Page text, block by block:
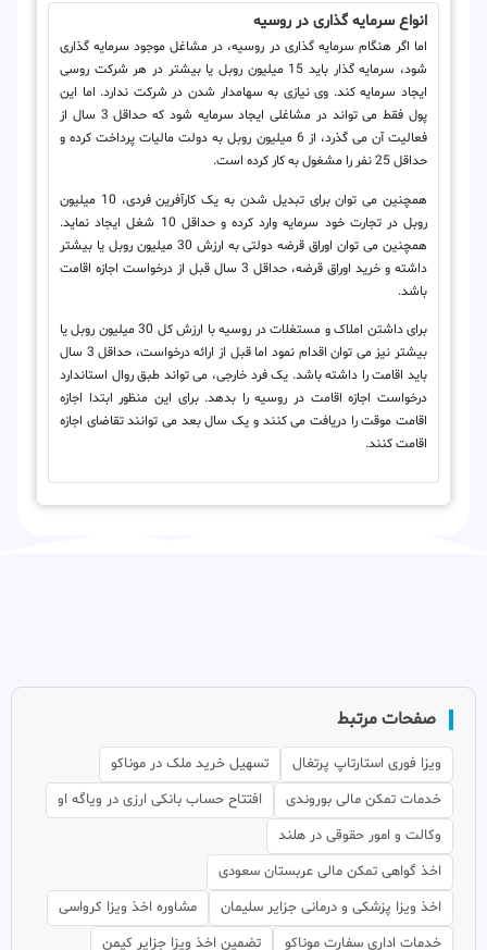
انواع سرمایه گذاری در روسیه
اما اگر هنگام سرمایه گذاری در روسیه، در مشاغل موجود سرمایه گذاری
شود، سرمایه گذار باید 15 میلیون روبل یا بیشتر در هر شرکت روسی
ایجاد سرمایه کند. وی نیازی به سهامدار شدن در شرکت ندارد. اما این
پول فقط می تواند در مشاغلی ایجاد سرمایه شود که حداقل 3 سال از
فعالیت آن می گذرد، از 6 میلیون روبل به دولت مالیات پرداخت کرده و
حداقل 25 نفر را مشغول به کار کرده است.
همچنین می توان برای تبدیل شدن به یک کارآفرین فردی، 10 میلیون
روبل در تجارت خود سرمایه وارد کرده و حداقل 10 شغل ایجاد نماید.
همچنین می توان اوراق قرضه دولتی به ارزش 30 میلیون روبل یا بیشتر
داشته و خرید اوراق قرضه، حداقل 3 سال قبل از درخواست اجازه اقامت
باشد.
برای داشتن املاک و مستغلات در روسیه با ارزش کل 30 میلیون روبل یا
بیشتر نیز می توان اقدام نمود اما قبل از ارائه درخواست، حداقل 3 سال
باید اقامت را داشته باشد. یک فرد خارجی، می تواند طبق روال استاندارد
درخواست اجازه اقامت در روسیه را بدهد. برای این منظور ابتدا اجازه
اقامت موقت را دریافت می کنند و یک سال بعد می توانند تقاضای اجازه
اقامت کنند.
صفحات مرتبط
ویزا فوری استارتاپ پرتغال
تسهیل خرید ملک در موناکو
خدمات تمکن مالی بوروندی
افتتاح حساب بانکی ارزی در ویاگه او
وکالت و امور حقوقی در هلند
اخذ گواهی تمکن مالی عربستان سعودی
اخذ ویزا پزشکی و درمانی جزایر سلیمان
مشاوره اخذ ویزا کرواسی
خدمات اداری سفارت موناکو
تضمین اخذ ویزا جزایر کیمن